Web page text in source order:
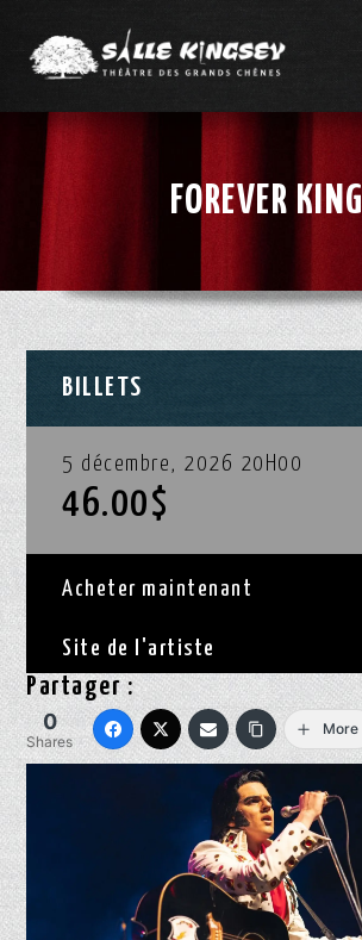
FOREVER KING
BILLETS
5 décembre, 2026 20H00
46.00$
Acheter maintenant
Site de l'artiste
Partager :
0
Shares
More